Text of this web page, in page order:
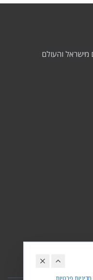
מישראל והעולם
מדיניות פרטיות